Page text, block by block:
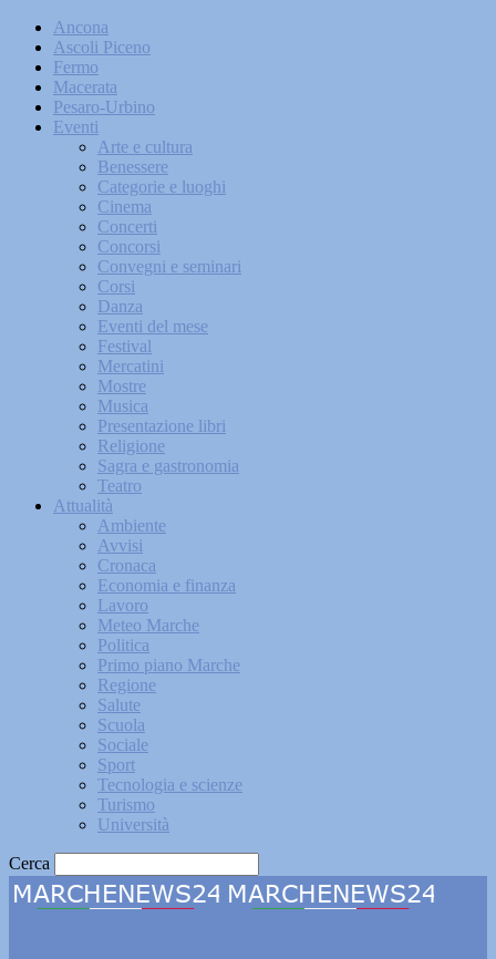
Ancona
Ascoli Piceno
Fermo
Macerata
Pesaro-Urbino
Eventi
Arte e cultura
Benessere
Categorie e luoghi
Cinema
Concerti
Concorsi
Convegni e seminari
Corsi
Danza
Eventi del mese
Festival
Mercatini
Mostre
Musica
Presentazione libri
Religione
Sagra e gastronomia
Teatro
Attualità
Ambiente
Avvisi
Cronaca
Economia e finanza
Lavoro
Meteo Marche
Politica
Primo piano Marche
Regione
Salute
Scuola
Sociale
Sport
Tecnologia e scienze
Turismo
Università
Cerca